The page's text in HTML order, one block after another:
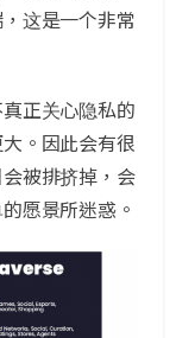
这是一个非常
正关心隐私的
。因此会有很
被排挤掉，会
愿景所迷惑。